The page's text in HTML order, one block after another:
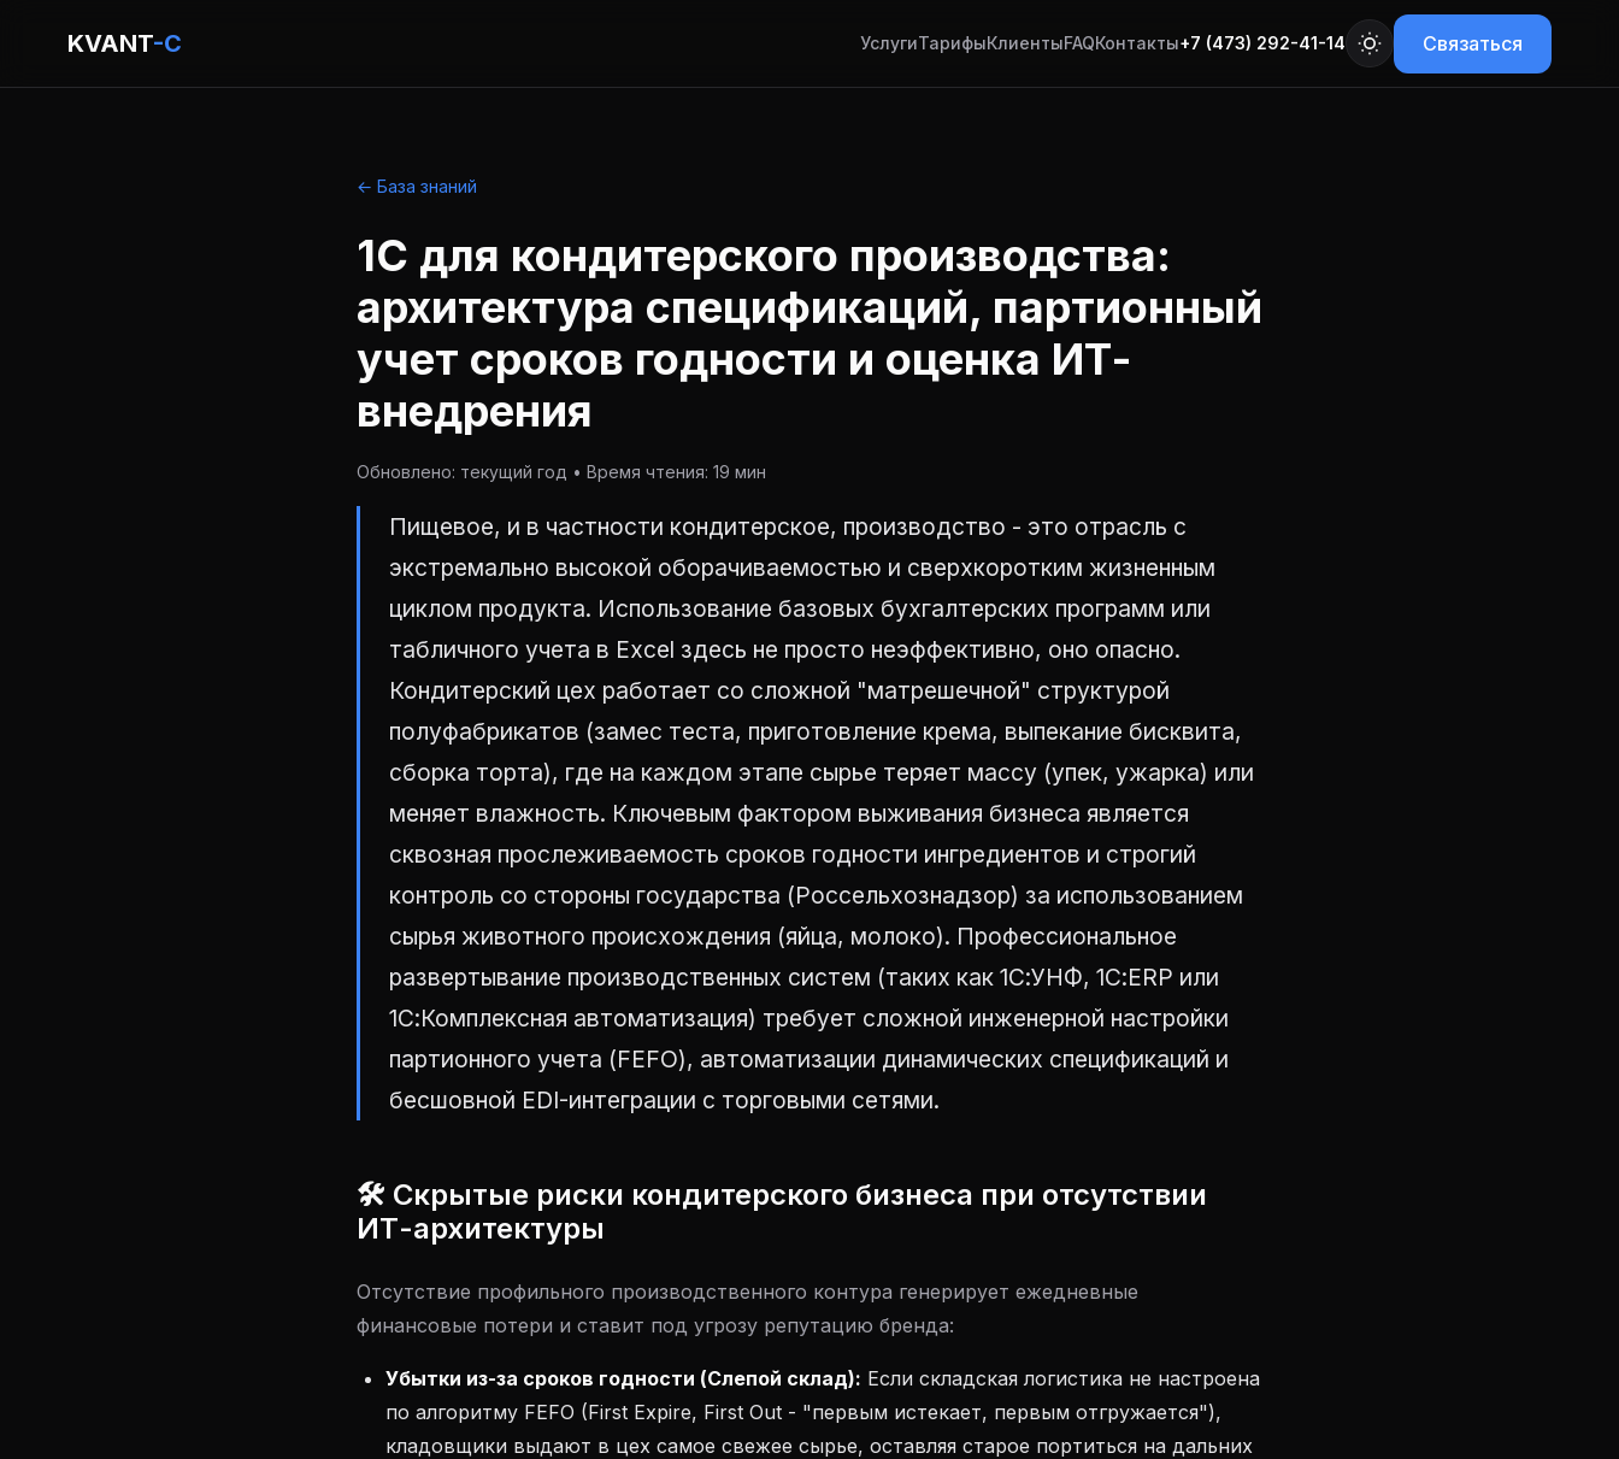
KVANT-C УслугиТарифыКлиентыFAQКонтакты+7 (473) 292-41-14 Связаться
← База знаний
1С для кондитерского производства:
архитектура спецификаций, партионный
учет сроков годности и оценка ИТ-
внедрения
Обновлено: текущий год • Время чтения: 19 мин
Пищевое, и в частности кондитерское, производство - это отрасль с
экстремально высокой оборачиваемостью и сверхкоротким жизненным
циклом продукта. Использование базовых бухгалтерских программ или
табличного учета в Excel здесь не просто неэффективно, оно опасно.
Кондитерский цех работает со сложной "матрешечной" структурой
полуфабрикатов (замес теста, приготовление крема, выпекание бисквита,
сборка торта), где на каждом этапе сырье теряет массу (упек, ужарка) или
меняет влажность. Ключевым фактором выживания бизнеса является
сквозная прослеживаемость сроков годности ингредиентов и строгий
контроль со стороны государства (Россельхознадзор) за использованием
сырья животного происхождения (яйца, молоко). Профессиональное
развертывание производственных систем (таких как 1С:УНФ, 1С:ERP или
1С:Комплексная автоматизация) требует сложной инженерной настройки
партионного учета (FEFO), автоматизации динамических спецификаций и
бесшовной EDI-интеграции с торговыми сетями.
🛠 Скрытые риски кондитерского бизнеса при отсутствии
ИТ-архитектуры
Отсутствие профильного производственного контура генерирует ежедневные
финансовые потери и ставит под угрозу репутацию бренда:
Убытки из-за сроков годности (Слепой склад): Если складская логистика не настроена
по алгоритму FEFO (First Expire, First Out - "первым истекает, первым отгружается"),
кладовщики выдают в цех самое свежее сырье, оставляя старое портиться на дальних